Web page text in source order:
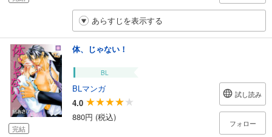
あらすじを表示する
完結
体、じゃない！
BL
BLマンガ
4.0
880円 (税込)
試し読み
フォロー